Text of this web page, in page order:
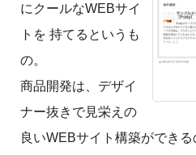
にクールなWEBサイ
トを 持てるというも
の。
商品開発は、デザイ
ナー抜きで見栄えの
良いWEBサイト構築ができ